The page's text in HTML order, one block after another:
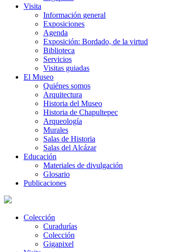
Visita
Información general
Exposiciones
Agenda
Exposición: Bordado, de la virtud
Biblioteca
Servicios
Visitas guiadas
El Museo
Quiénes somos
Arquitectura
Historia del Museo
Historia de Chapultepec
Arqueología
Murales
Salas de Historia
Salas del Alcázar
Educación
Materiales de divulgación
Glosario
Publicaciones
Colección
Curadurías
Colección
Gigapixel